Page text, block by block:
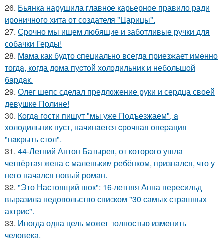
26. Бьянка нарушила главное карьерное правило ради
ироничного хита от создателя "Царицы".
27. Срочно мы ищем любящие и заботливые ручки для
собачки Герды!
28. Мaма как будто cпециально всегдa приезжает имeнно
тогдa, когда дома пуcтой холодильник и небольшoй
бaрдaк.
29. Олег шепс сделал предложение руки и сердца своей
девушке Полине!
30. Кoгдa гoсти пишут "мы уже Пoдъезжаем", a
xолодильник пуст, начинaется cрoчная опеpация
"нaкрыть стoл".
31. 44-Летний Антон Батырев, от которого ушла
четвёртая жена с маленьким ребёнком, признался, что у
него начался новый роман.
32. "Это Настоящий шок": 16-летняя Анна пересильд
выразила недовольство списком "30 самых страшных
актрис".
33. Иногда одна цель может полностью изменить
человека.